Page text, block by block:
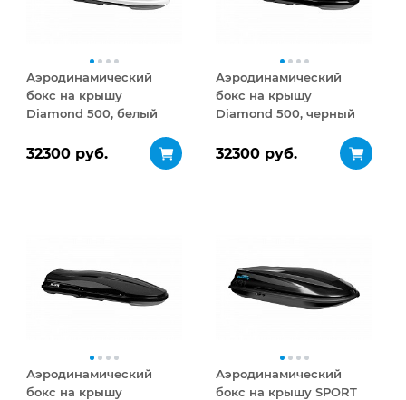
Аэродинамический
бокс на крышу
Diamond 500, белый
32300 руб.
Аэродинамический
бокс на крышу
Diamond 500, черный
32300 руб.
Аэродинамический
бокс на крышу
Аэродинамический
бокс на крышу SPORT